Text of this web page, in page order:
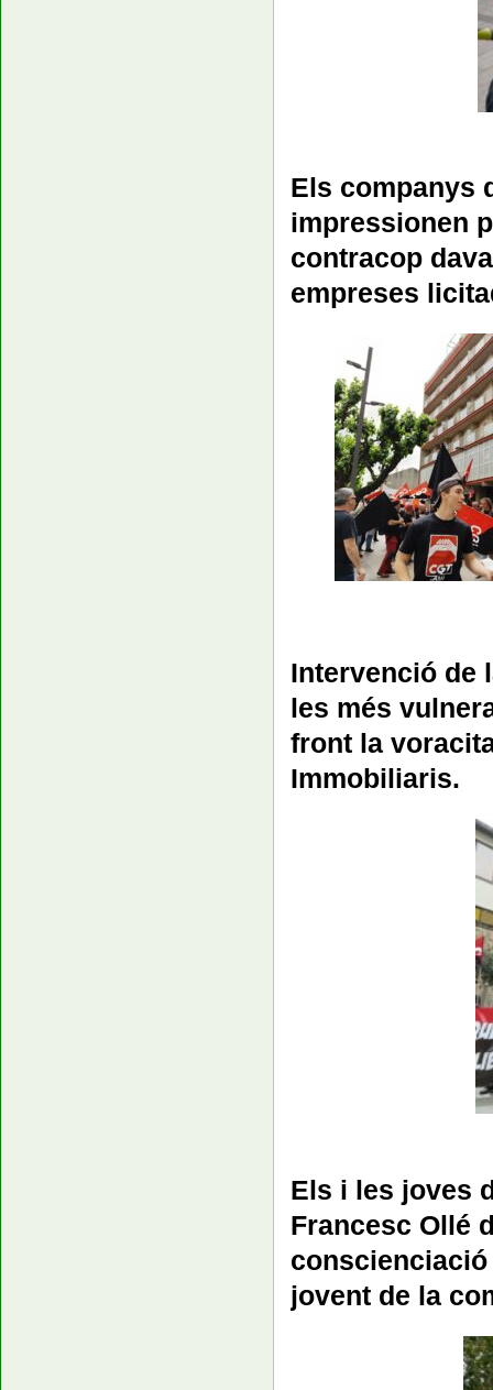
Els companys
impressionen
contracop
empreses
Intervenció de
les més
front la
Immobiliaris.
Els i les joves
Francesc Ollé
jovent de la